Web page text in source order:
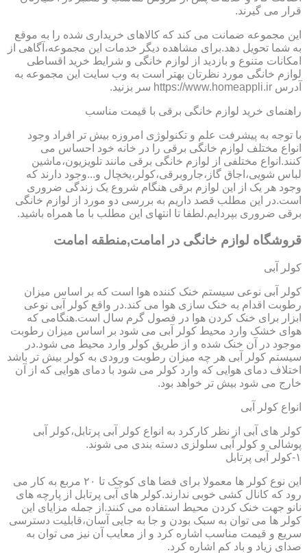
قرار می گیرند.
این مجموعه ضمانت می کند که کالاهای خریداری شده را به موقع
به شما تحویل دهد.برای مشاهده دیگر خدمات این مجموعه،آگاهی از
امکانات متنوع و بازدید از لوازم خانگی و شرایط خرید اقساطی
لوازم خانگی مورد نظرتان بهتر است به وب سایت این مجموعه به
آدرس https://www.homeappli.ir سر بزنید.
راهنمای خرید لوازم خانگی برقی با قیمت مناسب
با توجه به پیشرفت علم و تکنولوژی امروزه بیش تر افراد وجود
انواع مختلف لوازم خانگی برقی را در خانه خود احساس می
کنند.انواع مختلفی از لوازم خانگی برقی مانند تلویزیون،ماشین
لباس شویی،اجاق گاز،جاروبرقی،کولر،یخچال و...وجود دارند که
وجود هر یک از این لوازم برقی هنگام شروع یک زندگی ضروری
است.در این مطلب قصد داریم به بررسی دو مورد از لوازم خانگی
برقی ضروری بپردایم.لطفا تا انتهای این مطلب با ما همراه باشید.
قروشگاه لوازم خانگی در امامت,منطقه امامت
کولر آبی
کولر آبی نوعی سیستم خنک کننده هوا است که بر اساس میزان
رطوبت اقدام به خنک سازی هوا می کند.در واقع کولر آبی نوعی
ابزار برای خنک کردن هوا در فصول گرم سال است.هنگامی که
هوای خشک وارد محیط کولر آبی می شود بر اساس میزان رطوبت
موجود در آن خنک شده و از طریق کولر وارد محیط می شود.در
سیستم کولر آبی هر چه میزان رطوبت ورودی به کولر بیش تر باشد
اختلاف دمای هوایی که وارد کولر می شود با دمای هوایی که از آن
خارج می شود بیش تر خواهد بود.
انواع کولر آبی
کولر های آبی از نظر کارکرد به انواع کولر آبی پرتابل،کولر آبی
پوشالی و کولر آبی سلولزی دسته بندی می شوند.
۱-کولر آبی پرتابل
این نوع کولر ها معمولا برای فضا های کوچک تا ۲۰ مربع به کار می
رود که کانال کشی خوبی ندارند.کولر های آبی پرتابل از پارچه های
نانو جهت خنک کردن محیط استفاده می کنند.از جمله مزایای این
کولر ها می توان به سبک بودن و جا به جایی آسان،قابلیت دسترسی
سریع و قیمت مناسب اشاره کرد و از معایب آن نیز می توان به
صدای زیاد و باد کم اشاره کرد.